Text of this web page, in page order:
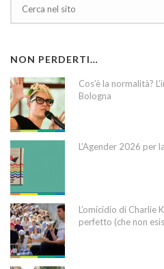
NON PERDERTI…
Cos’è la normalità?
Bologna
L’Agender 2026 per
L’omicidio di Charlie
perfetto (che non